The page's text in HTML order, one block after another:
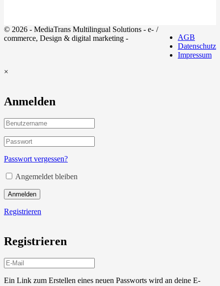
© 2026 - MediaTrans Multilingual Solutions - e-
commerce, Design & digital marketing -
/
AGB
Datenschutz
Impressum
×
Anmelden
Passwort vergessen?
Angemeldet bleiben
Anmelden
Registrieren
Registrieren
Ein Link zum Erstellen eines neuen Passworts wird an deine E-